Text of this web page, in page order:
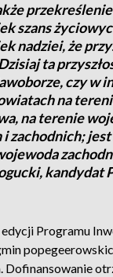
przekreślenie
szans
nadziei, że
ta
czy w
na
na terenie
i zachodnich;
kandydat
Programu
Dofinansowanie